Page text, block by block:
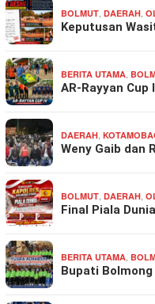
BOLMUT DAERAH
Keputusan
BERITA UTAMA
AR-Rayyan
DAERAH
Weny Gaib dan
BOLMUT DAERAH
Final Piala
BERITA UTAMA
Bupati